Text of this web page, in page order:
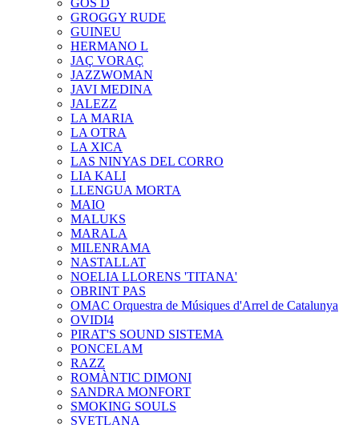
GOS D
GROGGY RUDE
GUINEU
HERMANO L
JAÇ VORAÇ
JAZZWOMAN
JAVI MEDINA
JALEZZ
LA MARIA
LA OTRA
LA XICA
LAS NINYAS DEL CORRO
LIA KALI
LLENGUA MORTA
MAIO
MALUKS
MARALA
MILENRAMA
NASTALLAT
NOELIA LLORENS 'TITANA'
OBRINT PAS
OMAC Orquestra de Músiques d'Arrel de Catalunya
OVIDI4
PIRAT'S SOUND SISTEMA
PONCELAM
RAZZ
ROMÀNTIC DIMONI
SANDRA MONFORT
SMOKING SOULS
SVETLANA